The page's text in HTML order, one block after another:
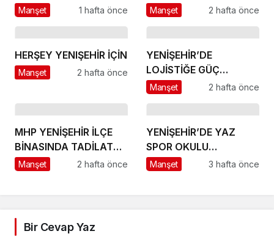
ÜSSÜ YESAN’A
Manşet 1 hafta önce
GÜÇLÜ YÖNETİM,
Manşet 2 hafta önce
HERŞEY YENIŞEHİR İÇİN
Manşet 2 hafta önce
YENİŞEHİR’DE
LOJİSTİĞE GÜÇ
KATACAK ADIM
Manşet 2 hafta önce
MHP YENİŞEHİR İLÇE
BİNASINDA TADİLAT
BAŞLADI
Manşet 2 hafta önce
YENİŞEHİR’DE YAZ
SPOR OKULU
HEYECANI BAŞLADI
Manşet 3 hafta önce
Bir Cevap Yaz